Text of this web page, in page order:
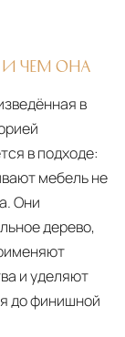
И ЧЕМ ОНА
в
в подходе:
мебель не
Они
дерево,
и уделяют
до финишной